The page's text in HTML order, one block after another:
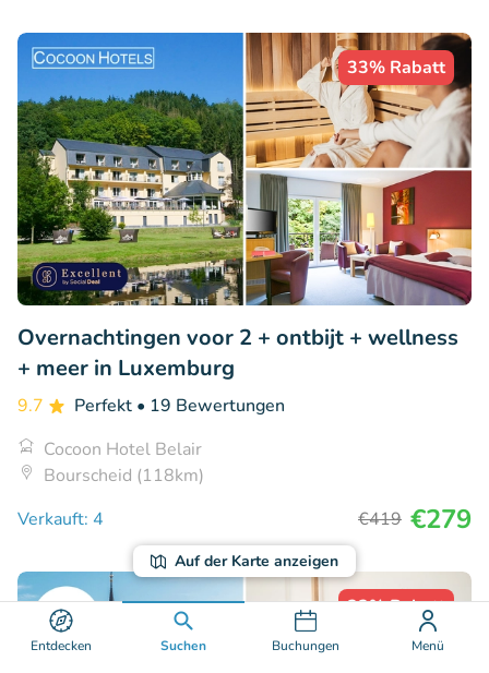
Entdecken Suchen Buchungen Menü
Auf der Karte anzeigen
33% Rabatt
Overnachtingen voor 2 + ontbijt + wellness
+ meer in Luxemburg
9.7 Perfekt • 19 Bewertungen
Cocoon Hotel Belair
Bourscheid (118km)
Verkauft: 4
€419 €279
33% Rabatt